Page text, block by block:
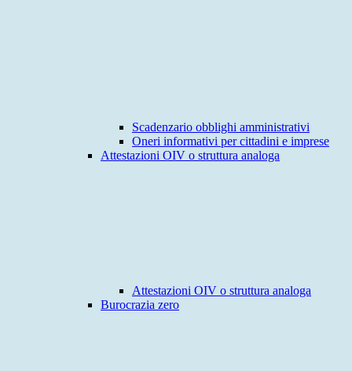
Scadenzario obblighi amministrativi
Oneri informativi per cittadini e imprese
Attestazioni OIV o struttura analoga
Attestazioni OIV o struttura analoga
Burocrazia zero